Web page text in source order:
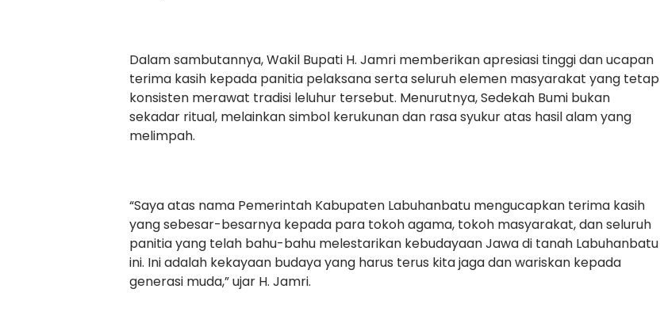
Dalam sambutannya, Wakil Bupati H. Jamri memberikan apresiasi tinggi dan ucapan
terima kasih kepada panitia pelaksana serta seluruh elemen masyarakat yang tetap
konsisten merawat tradisi leluhur tersebut. Menurutnya, Sedekah Bumi bukan
sekadar ritual, melainkan simbol kerukunan dan rasa syukur atas hasil alam yang
melimpah.
“Saya atas nama Pemerintah Kabupaten Labuhanbatu mengucapkan terima kasih
yang sebesar-besarnya kepada para tokoh agama, tokoh masyarakat, dan seluruh
panitia yang telah bahu-bahu melestarikan kebudayaan Jawa di tanah Labuhanbatu
ini. Ini adalah kekayaan budaya yang harus terus kita jaga dan wariskan kepada
generasi muda,” ujar H. Jamri.